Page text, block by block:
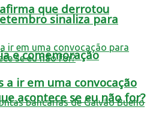
sinaliza para
e comemoração
que derrotou
a ir em uma convocação
acontece se eu não for?